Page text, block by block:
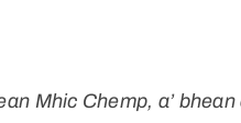
Mhic Chemp, a’ bhean